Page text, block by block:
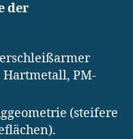
der
Hartmetall, PM-
(steifere